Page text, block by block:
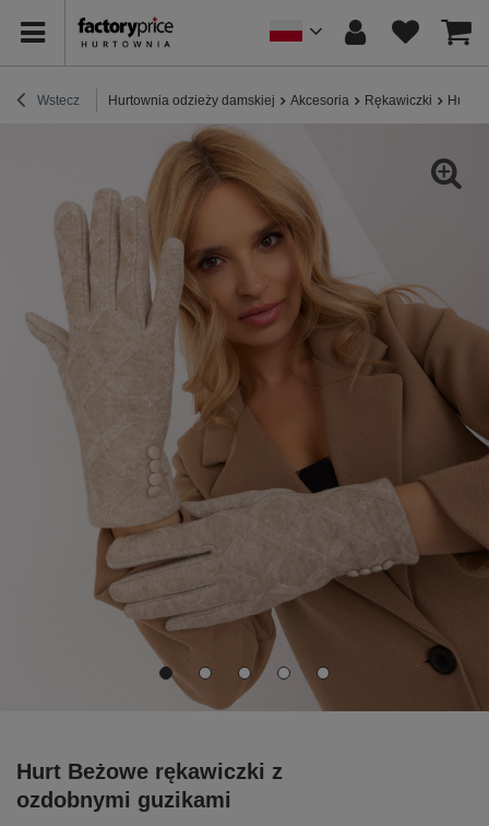
Wstecz Hurtownia odzieży damskiej Akcesoria Rękawiczki Hurt
Hurt Beżowe rękawiczki z
ozdobnymi guzikami